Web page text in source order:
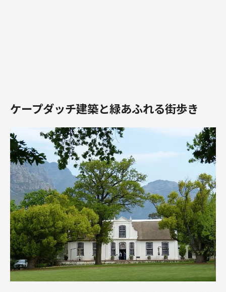
ケープダッチ建築と緑あふれる街歩き